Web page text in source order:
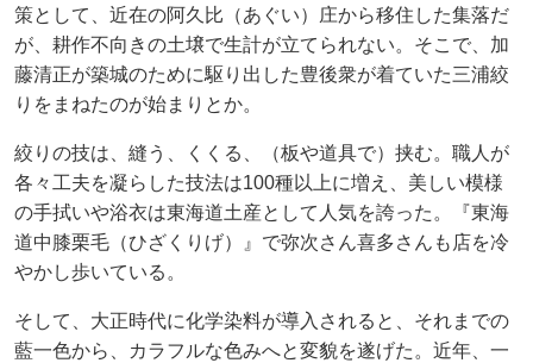
策として、近在の阿久比（あぐい）庄から移住した集落だ
が、耕作不向きの土壌で生計が立てられない。そこで、加
藤清正が築城のために駆り出した豊後衆が着ていた三浦絞
りをまねたのが始まりとか。
絞りの技は、縫う、くくる、（板や道具で）挟む。職人が
各々工夫を凝らした技法は100種以上に増え、美しい模様
の手拭いや浴衣は東海道土産として人気を誇った。『東海
道中膝栗毛（ひざくりげ）』で弥次さん喜多さんも店を冷
やかし歩いている。
そして、大正時代に化学染料が導入されると、それまでの
藍一色から、カラフルな色みへと変貌を遂げた。近年、一